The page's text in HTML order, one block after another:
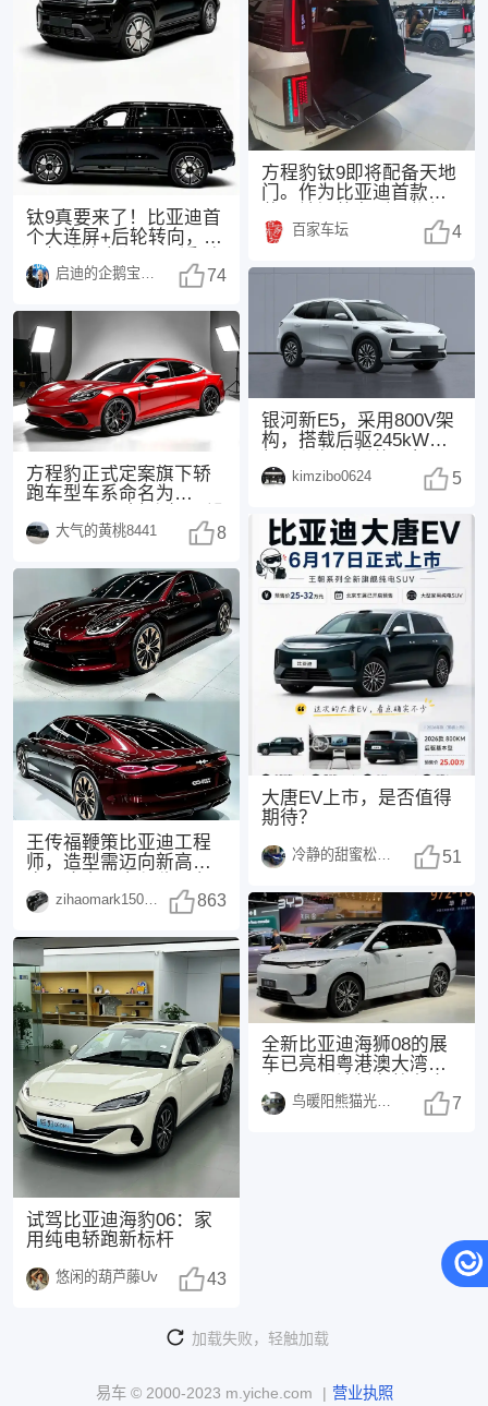
钛9真要来了！比亚迪首
个大连屏+后轮转向，25
汽车圈的消息 启迪的企鹅宝宝1494 74
方程豹正式定案旗下轿
跑车型车系命名为
有采用此前网传的“
大气的黄桃8441 8
王传福鞭策比亚迪工程
师，造型需迈向新高
众望！传福先生曾表 863
试驾比亚迪海豹06：家
用纯电轿跑新标杆
悠闲的葫芦藤Uv 43
方程豹钛9即将配备天地
门。作为比亚迪首款搭
U8L已率先展示该
百家车坛 4
银河新E5，采用800V架
构，搭载后驱245kW电
同，配备了
kimzibo0624 5
大唐EV上市，是否值得
期待？
冷静的甜蜜松鼠1498 51
全新比亚迪海狮08的展
车已亮相粤港澳大湾区
年正式上市，这也是
鸟暖阳熊猫光250108 7
加载失败，轻触加载
易车 © 2000-2023 m.yiche.com | 营业执照